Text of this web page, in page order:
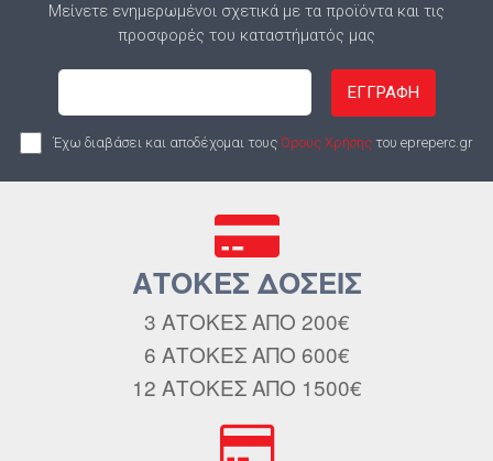
Μείνετε ενημερωμένοι σχετικά με τα προϊόντα και τις
προσφορές του καταστήματός μας
ΕΓΓΡΑΦΗ
Έχω διαβάσει και αποδέχομαι τους Όρους Χρήσης του epreperc.gr
ΑΤΟΚΕΣ ΔΟΣΕΙΣ
3 ΑΤΟΚΕΣ ΑΠΟ 200€
6 ΑΤΟΚΕΣ ΑΠΟ 600€
12 ΑΤΟΚΕΣ ΑΠΟ 1500€